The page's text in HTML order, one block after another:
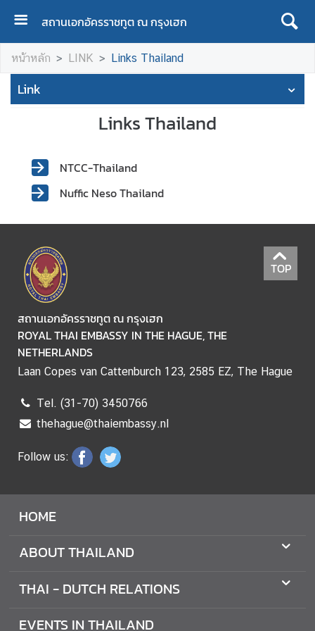
สถานเอกอัครราชทูต ณ กรุงเฮก
H
O
M
E
O
U
T
H
A
I
L
A
N
D
T
A
D
T
C
H
R
E
A
หน้าหลัก LINK Links Thailand
Link
Links Thailand
NTCC-Thailand
Nuffic Neso Thailand
TOP
สถานเอกอัครราชทูต ณ กรุงเฮก
ROYAL THAI EMBASSY IN THE HAGUE, THE
NETHERLANDS
Laan Copes van Cattenburch 123, 2585 EZ, The Hague
Tel. (31-70) 3450766
thehague@thaiembassy.nl
Follow us:
HOME
ABOUT THAILAND
THAI - DUTCH RELATIONS
EVENTS IN THAILAND